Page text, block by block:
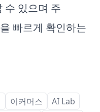
수 있으며 주
빠르게 확인하는
이커머스
AI Lab